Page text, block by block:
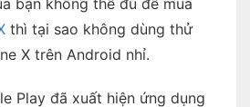
thì tại sao không dùng thử
X trên Android nhỉ.
Play đã xuất hiện ứng dụng